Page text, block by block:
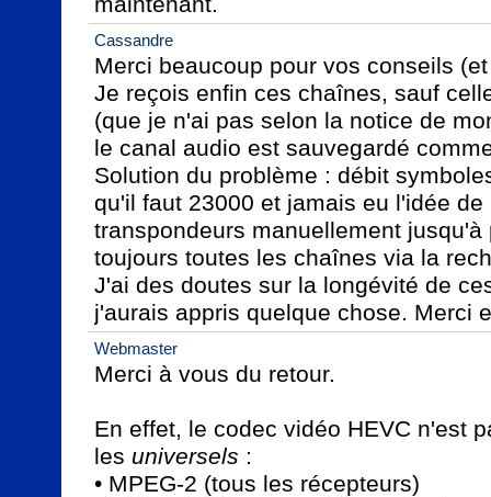
Cassandre
Merci beaucoup pour vos conseils
Je reçois enfin ces chaînes, sauf
(que je n'ai pas selon la notice de
le canal audio est sauvegardé
Solution du problème : débit
qu'il faut 23000 et jamais eu l'idée de
transpondeurs manuellement
toujours toutes les chaînes via la
J'ai des doutes sur la longévité de
j'aurais appris quelque chose. Merci
Webmaster
Merci à vous du retour.
En effet, le codec vidéo HEVC n'est
les universels :
• MPEG-2 (tous les récepteurs)